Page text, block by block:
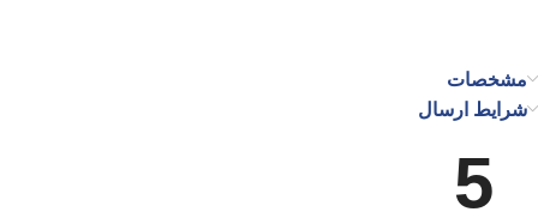
مشخصات
شرایط ارسال
5